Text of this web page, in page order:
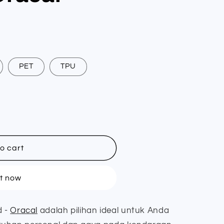
PET TPU
cart
now
-Oracal adalah pilihan ideal untuk Anda